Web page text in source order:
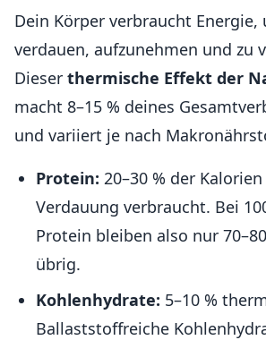
Dein Körper verbraucht Energie,
verdauen, aufzunehmen und zu
Dieser thermische Effekt der
macht 8–15 % deines
und variiert je nach
Protein: 20–30 % der
Verdauung verbraucht. Bei
Protein bleiben also nur
übrig.
Kohlenhydrate: 5–10 %
Ballaststoffreiche